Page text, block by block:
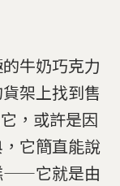
牛奶巧克力
架上找到售
，或許是因
它簡直能說
——它就是由